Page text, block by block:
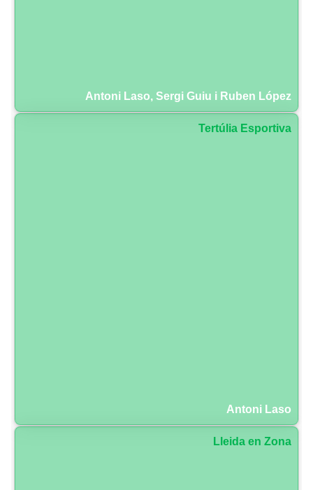
Antoni Laso, Sergi Guiu i Ruben López
Tertúlia Esportiva
Antoni Laso
Lleida en Zona